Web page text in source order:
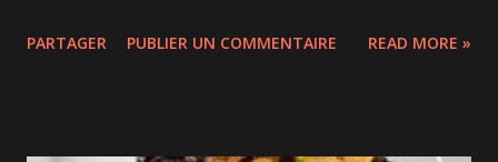
converti en Biodôme en 1992, a de nouveau été repensé
PARTAGER PUBLIER UN COMMENTAIRE READ MORE »